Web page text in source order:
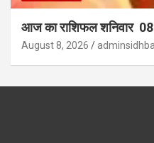
आज का राशिफल शनिवार
August 8, 2026